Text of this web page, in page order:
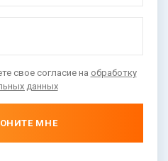
свое согласие на обработку
данных
МНЕ